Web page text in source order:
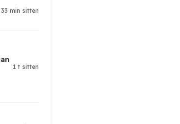
33 min sitten
1 t sitten